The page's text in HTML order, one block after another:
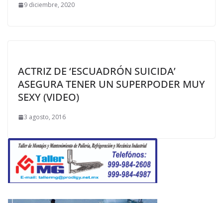
9 diciembre, 2020
ACTRIZ DE ‘ESCUADRÓN SUICIDA’
ASEGURA TENER UN SUPERPODER MUY
SEXY (VIDEO)
3 agosto, 2016